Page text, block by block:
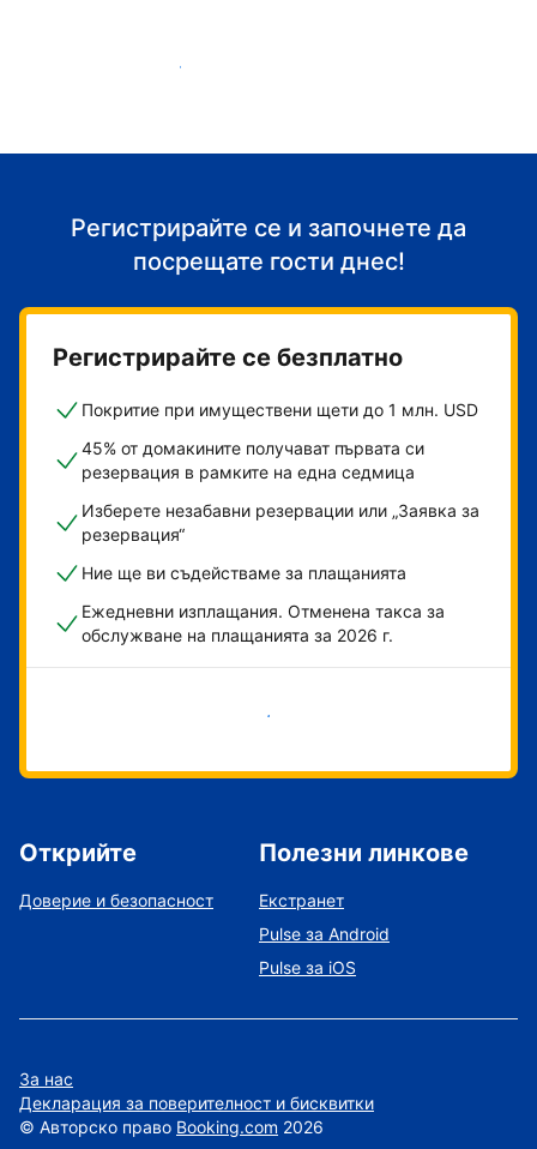
Започнете да приемате гости
Регистрирайте се и започнете да
посрещате гости днес!
Регистрирайте се безплатно
Покритие при имуществени щети до 1 млн. USD
45% от домакините получават първата си
резервация в рамките на една седмица
Изберете незабавни резервации или „Заявка за
резервация“
Ние ще ви съдействаме за плащанията
Ежедневни изплащания. Отменена такса за
обслужване на плащанията за 2026 г.
Начало
Открийте
Доверие и безопасност
Полезни линкове
Екстранет
Pulse за Android
Pulse за iOS
За нас
Декларация за поверителност и бисквитки
© Авторско право Booking.com 2026